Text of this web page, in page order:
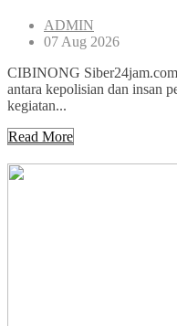
ADMIN
07 Aug 2026
CIBINONG
antara kepolisian dan insan
kegiatan...
Read More